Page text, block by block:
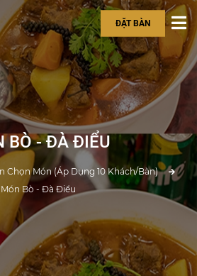
ĐẶT BÀN
BÒ - ĐÀ ĐIỂU
Chọn Món (Áp Dụng 10 Khách/bàn)
Món Bò - Đà Điểu